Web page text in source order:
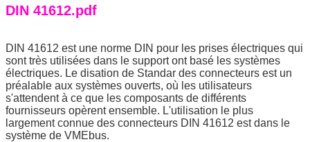
DIN 41612.pdf
DIN 41612 est une norme DIN pour les prises électriques qui
sont très utilisées dans le support ont basé les systèmes
électriques. Le disation de Standar des connecteurs est un
préalable aux systèmes ouverts, où les utilisateurs
s'attendent à ce que les composants de différents
fournisseurs opèrent ensemble. L'utilisation le plus
largement connue des connecteurs DIN 41612 est dans le
système de VMEbus.